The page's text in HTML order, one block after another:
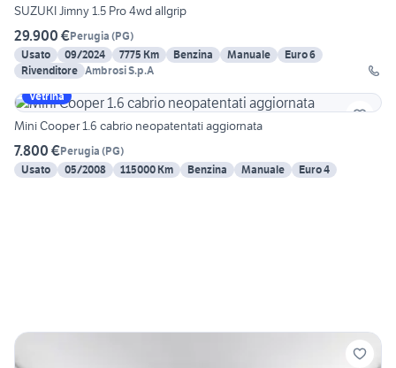
SUZUKI Jimny 1.5 Pro 4wd allgrip
29.900 €Perugia (PG)
Usato
09/2024 7775 Km Benzina Manuale
Euro 6
Rivenditore Ambrosi S.p.A
Vetrina
Mini Cooper 1.6 cabrio neopatentati aggiornata
7.800 €Perugia (PG)
Usato
05/2008 115000 Km Benzina Manuale Euro 4